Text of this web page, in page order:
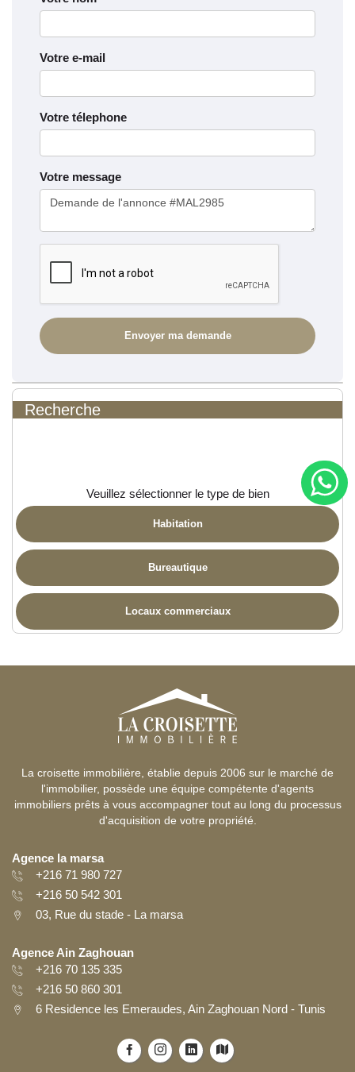
Votre e-mail
Votre télephone
Votre message
Recherche
Veuillez sélectionner le type de bien
Habitation
Bureautique
Locaux commerciaux
La croisette immobilière, établie depuis 2006 sur le marché de
l'immobilier, possède une équipe compétente d'agents
immobiliers prêts à vous accompagner tout au long du processus
d'acquisition de votre propriété.
Agence la marsa
+216 71 980 727
+216 50 542 301
03, Rue du stade - La marsa
Agence Ain Zaghouan
+216 70 135 335
+216 50 860 301
6 Residence les Emeraudes, Ain Zaghouan Nord - Tunis